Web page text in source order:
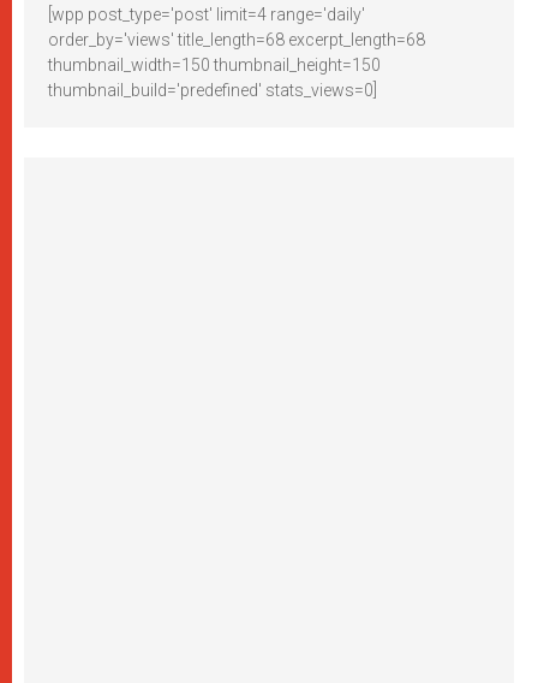
[wpp post_type='post' limit=4 range='daily'
order_by='views' title_length=68 excerpt_length=68
thumbnail_width=150 thumbnail_height=150
thumbnail_build='predefined' stats_views=0]